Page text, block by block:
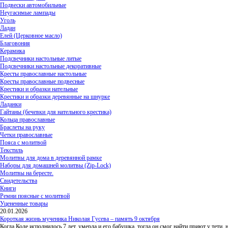
Подвески автомобильные
Неугасимые лампады
Уголь
Ладан
Елей (Церковное масло)
Благовония
Керамика
Подсвечники настольные литые
Подсвечники настольные декоративные
Кресты православные настольные
Кресты православные подвесные
Крестики и образки нательные
Крестики и образки деревянные на шнурке
Ладанки
Гайтаны (бечевки для нательного крестика)
Кольца православные
Браслеты на руку
Четки православные
Пояса с молитвой
Текстиль
Молитвы для дома в деревянной рамке
Наборы для домашней молитвы (Zip-Lock)
Молитвы на бересте.
Свидетельства
Книги
Ремни поясные с молитвой
Уцененные товары
20.01.2026
Короткая жизнь мученика Николая Гусева – память 9 октября
Когда Коле исполнилось 7 лет, умерла и его бабушка, тогда он смог найти приют у